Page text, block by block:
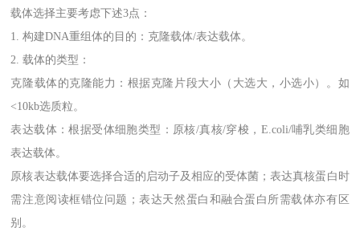
载体选择主要考虑下述3点：
1. 构建DNA重组体的目的：克隆载体/表达载体。
2. 载体的类型：
克隆载体的克隆能力：根据克隆片段大小（大选大，小选小）。如
<10kb选质粒。
表达载体：根据受体细胞类型：原核/真核/穿梭，E.coli/哺乳类细胞
表达载体。
原核表达载体要选择合适的启动子及相应的受体菌；表达真核蛋白时
需注意阅读框错位问题；表达天然蛋白和融合蛋白所需载体亦有区
别。